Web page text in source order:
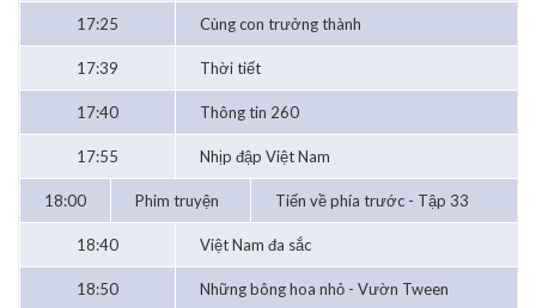
17:25 Cùng con trưởng thành
17:39 Thời tiết
17:40 Thông tin 260
17:55 Nhịp đập Việt Nam
18:00 Phim truyện Tiến về phía trước - Tập 33
18:40 Việt Nam đa sắc
18:50 Những bông hoa nhỏ - Vườn Tween